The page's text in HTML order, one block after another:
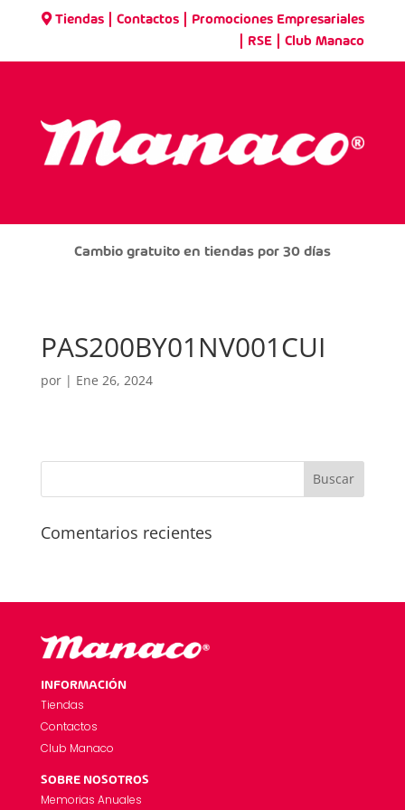
Tiendas |Contactos Promociones Empresariales
RSE |Club Manaco
Cambio gratuito en tiendas por 30 días
PAS200BY01NV001CUI
por | Ene 26, 2024
Comentarios recientes
INFORMACIÓN
Tiendas
Contactos
Club Manaco
SOBRE NOSOTROS
Memorias Anuales